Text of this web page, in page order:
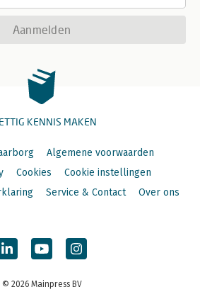
Aanmelden
KENNIS MAKEN
Algemene voorwaarden
Cookies
Cookie instellingen
Service & Contact Over ons
© 2026 Mainpress BV